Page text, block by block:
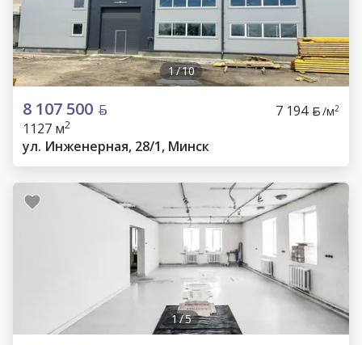
1/10
8 107 500 7 194 /м2
1127 м2
ул. Инженерная, 28/1, Минск
1/5